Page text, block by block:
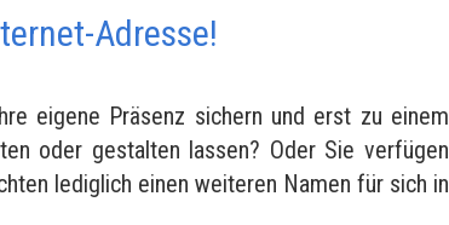
Adresse!
eigene Präsenz sichern und erst zu einem
oder gestalten lassen? Oder Sie verfügen
lediglich einen weiteren Namen für sich in